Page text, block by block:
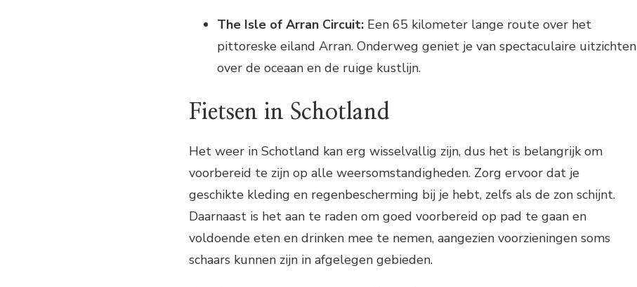
The Isle of Arran Circuit: Een 65 kilometer lange route over het
pittoreske eiland Arran. Onderweg geniet je van spectaculaire uitzichten
over de oceaan en de ruige kustlijn.
Fietsen in Schotland
Het weer in Schotland kan erg wisselvallig zijn, dus het is belangrijk om
voorbereid te zijn op alle weersomstandigheden. Zorg ervoor dat je
geschikte kleding en regenbescherming bij je hebt, zelfs als de zon schijnt.
Daarnaast is het aan te raden om goed voorbereid op pad te gaan en
voldoende eten en drinken mee te nemen, aangezien voorzieningen soms
schaars kunnen zijn in afgelegen gebieden.